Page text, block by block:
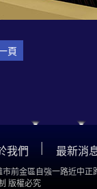
頁
我們 最新消
前金區自強一路近中正
版權必究